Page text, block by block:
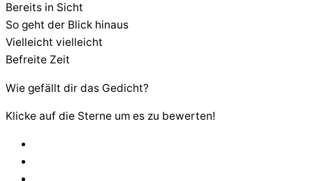
Bereits in Sicht
So geht der Blick hinaus
Vielleicht vielleicht
Befreite Zeit
Wie gefällt dir das Gedicht?
Klicke auf die Sterne um es zu bewerten!